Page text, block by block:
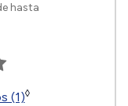
hasta
(1)◊